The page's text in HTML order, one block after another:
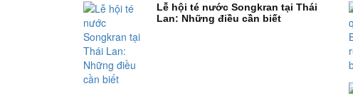
Lễ hội té nước Songkran tại Thái
Lan: Những điều cần biết